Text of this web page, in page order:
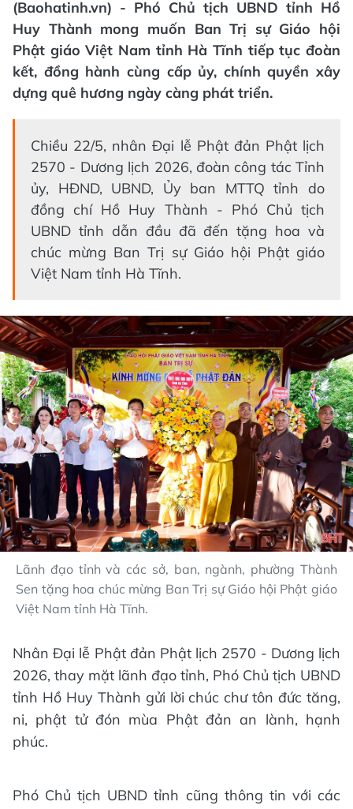
(Baohatinh.vn) - Phó Chủ tịch UBND tỉnh Hồ
Huy Thành mong muốn Ban Trị sự Giáo hội
Phật giáo Việt Nam tỉnh Hà Tĩnh tiếp tục đoàn
kết, đồng hành cùng cấp ủy, chính quyền xây
dựng quê hương ngày càng phát triển.
Chiều 22/5, nhân Đại lễ Phật đản Phật lịch
2570 - Dương lịch 2026, đoàn công tác Tỉnh
ủy, HĐND, UBND, Ủy ban MTTQ tỉnh do
đồng chí Hồ Huy Thành - Phó Chủ tịch
UBND tỉnh dẫn đầu đã đến tặng hoa và
chúc mừng Ban Trị sự Giáo hội Phật giáo
Việt Nam tỉnh Hà Tĩnh.
Lãnh đạo tỉnh và các sở, ban, ngành, phường Thành
Sen tặng hoa chúc mừng Ban Trị sự Giáo hội Phật giáo
Việt Nam tỉnh Hà Tĩnh.
Nhân Đại lễ Phật đản Phật lịch 2570 - Dương lịch
2026, thay mặt lãnh đạo tỉnh, Phó Chủ tịch UBND
tỉnh Hồ Huy Thành gửi lời chúc chư tôn đức tăng,
ni, phật tử đón mùa Phật đản an lành, hạnh
phúc.
Phó Chủ tịch UBND tỉnh cũng thông tin với các